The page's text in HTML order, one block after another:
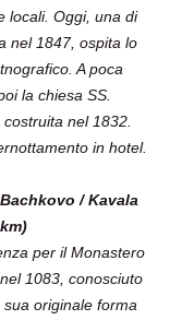
locali. Oggi, una di
nel 1847, ospita lo
A poca
la chiesa SS.
nel 1832.
in hotel.
/ Kavala
per il Monastero
1083, conosciuto
originale forma